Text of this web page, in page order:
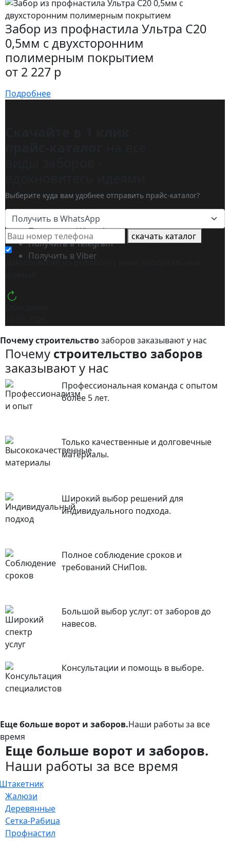
Забор из профнастила Ультра С20
0,5мм с двухсторонним
полимерным покрытием
от 2 227 р
Подробнее
Выберите куда вам удобнее отправить прайс-каталог?
Получить в WhatsApp
Получить в WhatsApp
Получить в Telegram
Получить в Viber
скачать каталог
Даю согласие на обработку моих
Почему строительствозаборов заказывают у нас
Почему строительство заборов
заказывают у нас
Профессиональная команда с опытом
более 5 лет.
Только качественные и долговечные
материалы.
Широкий выбор решений для
индивидуального подхода.
Полное соблюдение сроков и
требований СНиПов.
Большой выбор услуг: от заборов до
навесов.
Консультации и помощь в выборе.
Еще больше ворот и заборов.Наши работы за все
время
Еще больше ворот и заборов.
Наши работы за все время
Жалюзи
Деревянные
Сетка-Рабица
Профнастил